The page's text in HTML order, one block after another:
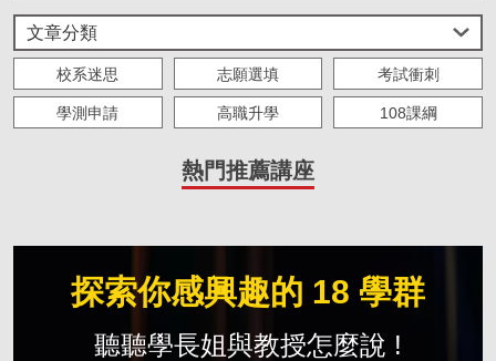
文章分類
校系迷思 志願選填 考試衝刺
學測申請 高職升學 108課綱
IOH 實習
熱門推薦講座
探索你感興趣的 18 學群
聽聽學長姐與教授怎麼說 !